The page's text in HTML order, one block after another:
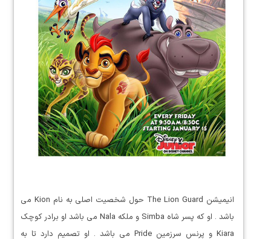
انیمیشن The Lion Guard حول شخصیت اصلی به نام Kion می
باشد . او که پسر شاه Simba و ملکه Nala می باشد او برادر کوچک
Kiara و پرنس سرزمین Pride می باشد . او تصمیم دارد تا به